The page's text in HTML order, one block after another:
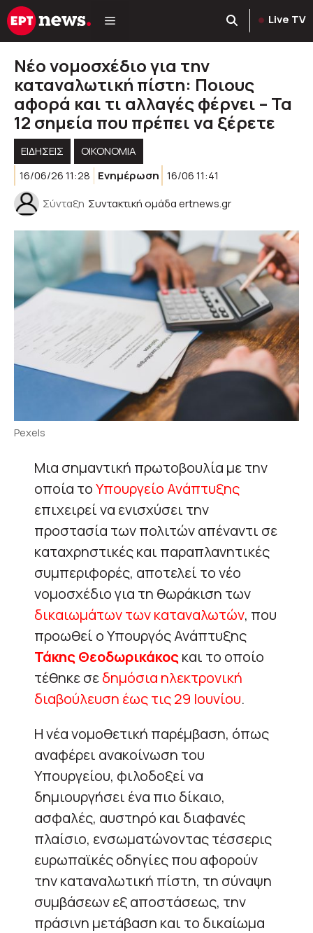
Μετάβαση
σε
Live TV
Νέο νομοσχέδιο για την
καταναλωτική πίστη: Ποιους
αφορά και τι αλλαγές φέρνει – Τα
12 σημεία που πρέπει να ξέρετε
ΕΙΔΗΣΕΙΣ
ΟΙΚΟΝΟΜΙΑ
16/06/26 11:28
Ενημέρωση 16/06 11:41
Σύνταξη Συντακτική ομάδα ertnews.gr
Pexels
Μια σημαντική πρωτοβουλία με την
οποία τοΥπουργείο Ανάπτυξης
επιχειρεί να ενισχύσει την
προστασία των πολιτών απέναντι σε
καταχρηστικές και παραπλανητικές
συμπεριφορές, αποτελεί το νέο
νομοσχέδιο για τη θωράκιση των
δικαιωμάτων των καταναλωτών, που
προωθεί ο Υπουργός Ανάπτυξης
Τάκης Θεοδωρικάκοςκαι το οποίο
τέθηκε σεδημόσια ηλεκτρονική
διαβούλευση έως τις 29 Ιουνίου.
Η νέα νομοθετική παρέμβαση, όπως
αναφέρει ανακοίνωση του
Υπουργείου, φιλοδοξεί να
δημιουργήσει ένα πιο δίκαιο,
ασφαλές, αυστηρό και διαφανές
πλαίσιο, ενσωματώνοντας τέσσερις
ευρωπαϊκές οδηγίες που αφορούν
την καταναλωτική πίστη, τη σύναψη
συμβάσεων εξ αποστάσεως, την
πράσινη μετάβαση και το δικαίωμα